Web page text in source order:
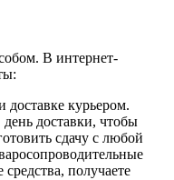
В интернет-
курьером.
доставки, чтобы
сдачу с любой
получаете